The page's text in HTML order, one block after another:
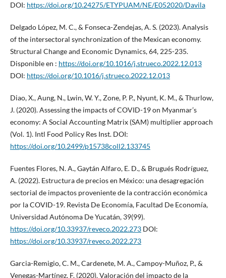
DOI: https://doi.org/10.24275/ETYPUAM/NE/E052020/Davila
Delgado López, M. C., & Fonseca-Zendejas, A. S. (2023). Analysis
of the intersectoral synchronization of the Mexican economy.
Structural Change and Economic Dynamics, 64, 225-235.
Disponible en : https://doi.org/10.1016/j.strueco.2022.12.013
DOI: https://doi.org/10.1016/j.strueco.2022.12.013
Diao, X., Aung, N., Lwin, W. Y., Zone, P. P., Nyunt, K. M., & Thurlow,
J. (2020). Assessing the impacts of COVID-19 on Myanmar’s
economy: A Social Accounting Matrix (SAM) multiplier approach
(Vol. 1). Intl Food Policy Res Inst. DOI:
https://doi.org/10.2499/p15738coll2.133745
Fuentes Flores, N. A., Gaytán Alfaro, E. D., & Brugués Rodríguez,
A. (2022). Estructura de precios en México: una desagregación
sectorial de impactos proveniente de la contracción económica
por la COVID-19. Revista De Economía, Facultad De Economía,
Universidad Autónoma De Yucatán, 39(99).
https://doi.org/10.33937/reveco.2022.273DOI:
https://doi.org/10.33937/reveco.2022.273
Garcia-Remigio, C. M., Cardenete, M. A., Campoy-Muñoz, P., &
Venegas-Martínez, F. (2020). Valoración del impacto de la